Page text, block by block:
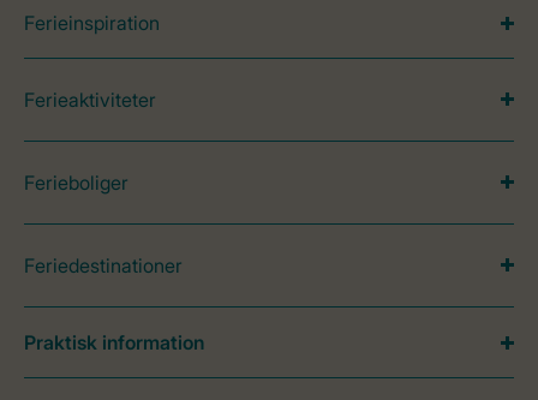
Ferieinspiration
Ferieaktiviteter
Ferieboliger
Feriedestinationer
Praktisk information